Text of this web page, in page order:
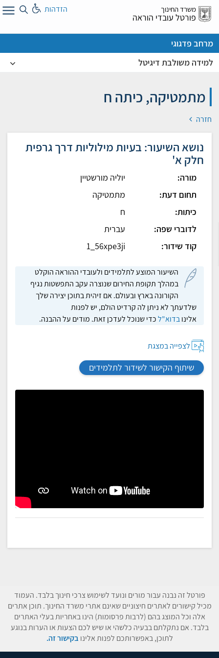
דלג
אל
משרד החינוך
פורטל עובדי הוראה
הזדהות
מרחב פדגוגי
למידה משולבת דיגיטל
מתמטיקה, כיתה ח
חזרה
נושא השיעור: בעיות מילוליות דרך גרפית
חלק א'
מורה:
יוליה מורשטיין
תחום דעת:
מתמטיקה
כיתות:
ח
לדוברי שפה:
עברית
קוד שידור:
1_56xpe3ji
השיעור המוצע לתלמידים ולעובדי ההוראה הוקלט
במהלך תקופת החירום שנוצרה עקב התפשטות נגיף
הקורונה בארץ ובעולם. אם זיהית בתוכן יצירה שלך
שלדעתך לא ניתן לה קרדיט הולם, יש לפנות
אלינובדוא"לכדי שנוכל לעדכן זאת. מודים על ההבנה.
לצפייה במצגת
שיתוף הקישור לשידור לתלמידים
פורטל זה נבנה עבור מורים ונועד לשימוש צרכי חינוך בלבד. העמוד
מכיל קישורים לאתרים חיצוניים שאינם אתרי משרד החינוך. תוכן אתרים
אלה וכל המוצג בהם (לרבות פרסומות) הינו באחריות בעלי האתרים
בלבד. אם נתקלתם בבעיה כלשהי או שיש לכם הצעות או הערות בנוגע
לתוכן, באפשרותכם לפנות אלינו בקישור זה.